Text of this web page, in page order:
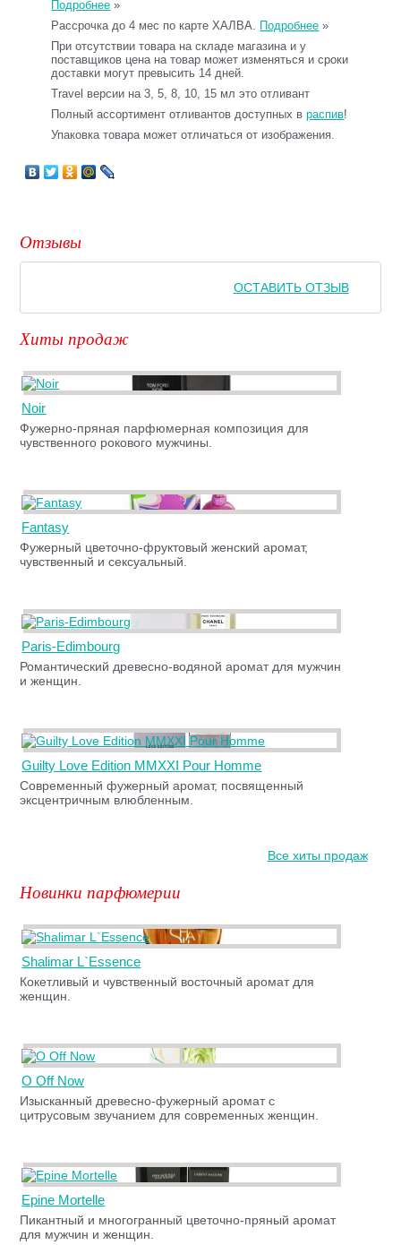
Подробнее »
Рассрочка до 4 мес по карте ХАЛВА. Подробнее »
При отсутствии товара на складе магазина и у
поставщиков цена на товар может изменяться и сроки
доставки могут превысить 14 дней.
Travel версии на 3, 5, 8, 10, 15 мл это отливант
Полный ассортимент отливантов доступных враспив!
Упаковка товара может отличаться от изображения.
Отзывы
ОСТАВИТЬ ОТЗЫВ
Хиты продаж
Noir
Фужерно-пряная парфюмерная композиция для
чувственного рокового мужчины.
Fantasy
Фужерный цветочно-фруктовый женский аромат,
чувственный и сексуальный.
Paris-Edimbourg
Романтический древесно-водяной аромат для мужчин
и женщин.
Guilty Love Edition MMXXI Pour Homme
Современный фужерный аромат, посвященный
эксцентричным влюбленным.
Все хиты продаж
Новинки парфюмерии
Shalimar L`Essence
Кокетливый и чувственный восточный аромат для
женщин.
O Off Now
Изысканный древесно-фужерный аромат с
цитрусовым звучанием для современных женщин.
Epine Mortelle
Пикантный и многогранный цветочно-пряный аромат
для мужчин и женщин.